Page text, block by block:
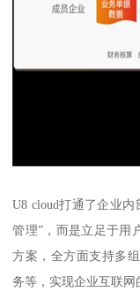
U8 cloud打通了企业
管理”，而是立足于用
方案，全方面支持多
务等，实现企业互联网